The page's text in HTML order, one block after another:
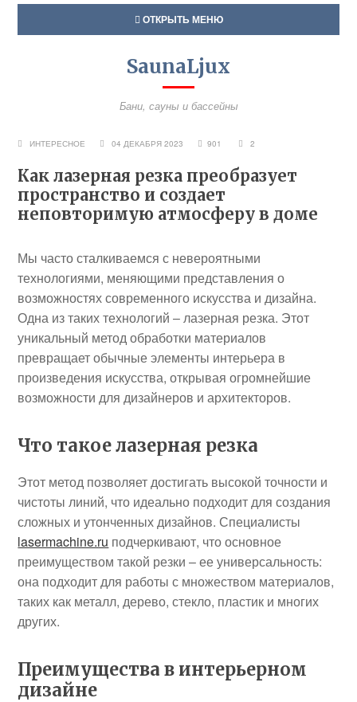
ОТКРЫТЬ МЕНЮ
SaunaLjux
Бани, сауны и бассейны
ИНТЕРЕСНОЕ 04 ДЕКАБРЯ 2023 901 2
Как лазерная резка преобразует
пространство и создает
неповторимую атмосферу в доме
Мы часто сталкиваемся с невероятными
технологиями, меняющими представления о
возможностях современного искусства и дизайна.
Одна из таких технологий – лазерная резка. Этот
уникальный метод обработки материалов
превращает обычные элементы интерьера в
произведения искусства, открывая огромнейшие
возможности для дизайнеров и архитекторов.
Что такое лазерная резка
Этот метод позволяет достигать высокой точности и
чистоты линий, что идеально подходит для создания
сложных и утонченных дизайнов. Специалисты
lasermachine.ru подчеркивают, что основное
преимуществом такой резки – ее универсальность:
она подходит для работы с множеством материалов,
таких как металл, дерево, стекло, пластик и многих
других.
Преимущества в интерьерном
дизайне